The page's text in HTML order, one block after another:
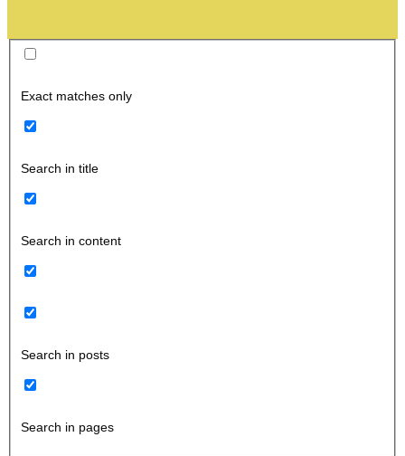
Exact matches only
Search in title
Search in content
Search in posts
Search in pages